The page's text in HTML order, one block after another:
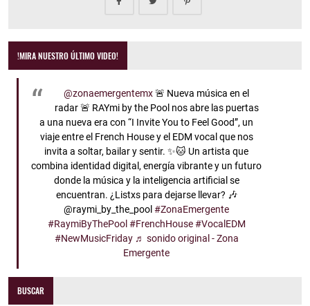
!MIRA NUESTRO ÚLTIMO VIDEO!
@zonaemergentemx🚨 Nueva música en el
radar 🚨 RAYmi by the Pool nos abre las puertas
a una nueva era con “I Invite You to Feel Good”, un
viaje entre el French House y el EDM vocal que nos
invita a soltar, bailar y sentir. ✨🐱 Un artista que
combina identidad digital, energía vibrante y un futuro
donde la música y la inteligencia artificial se
encuentran. ¿Listxs para dejarse llevar? 🎶
@raymi_by_the_pool #ZonaEmergente
#RaymiByThePool #FrenchHouse #VocalEDM
#NewMusicFriday ♬ sonido original - Zona
Emergente
BUSCAR